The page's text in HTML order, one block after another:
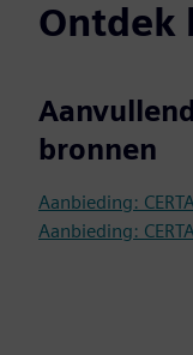
Ontdek
bronnen
Aanbieding:
Aanbieding: